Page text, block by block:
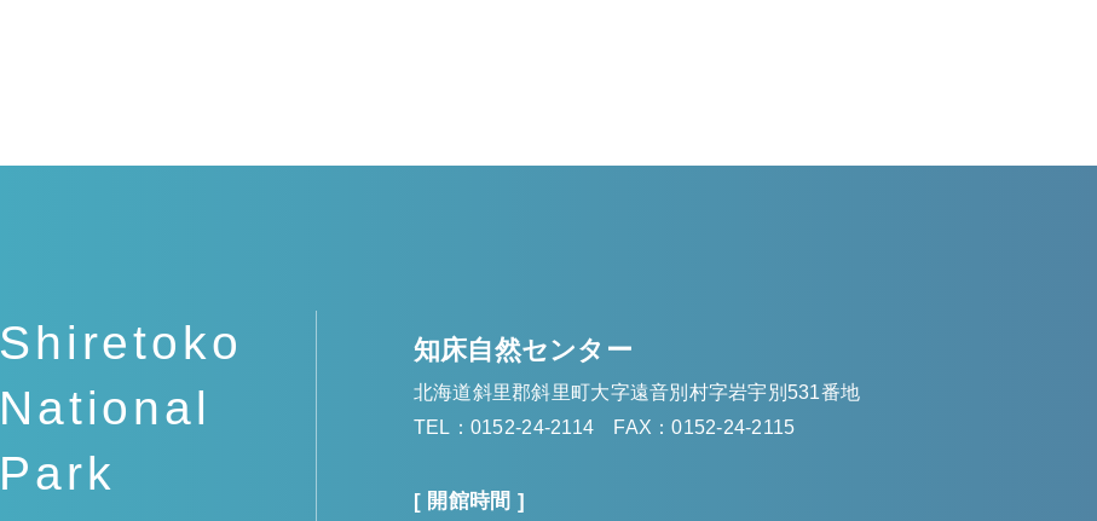
Shiretoko
National
Park
知床自然センター
北海道斜里郡斜里町大字遠音別村字岩宇別531番地
TEL：0152-24-2114 FAX：0152-24-2115
[ 開館時間 ]